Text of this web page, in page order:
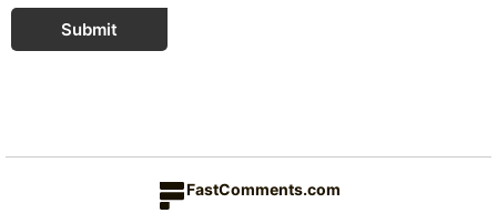
Submit
FastComments.com